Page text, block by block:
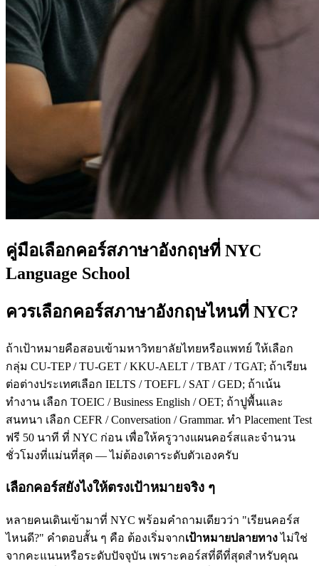
คู่มือเลือกคอร์สภาษาอังกฤษที่ NYC
Language School
ควรเลือกคอร์สภาษาอังกฤษไหนที่ NYC?
ถ้าเป้าหมายคือสอบเข้ามหาวิทยาลัยไทยหรือแพทย์ ให้เลือก
กลุ่ม CU-TEP / TU-GET / KKU-AELT / TBAT / TGAT; ถ้าเรียน
ต่อต่างประเทศเลือก IELTS / TOEFL / SAT / GED; ถ้าเน้น
ทำงาน เลือก TOEIC / Business English / OET; ถ้าปูพื้นและ
สนทนา เลือก CEFR / Conversation / Grammar. ทำ Placement Test
ฟรี 50 นาที ที่ NYC ก่อน เพื่อให้ครูวางแผนคอร์สและจำนวน
ชั่วโมงที่แม่นที่สุด — ไม่ต้องเดาระดับตัวเองครับ
เลือกคอร์สยังไงให้ตรงเป้าหมายจริง ๆ
หลายคนเดินเข้ามาที่ NYC พร้อมคำถามเดียวว่า "เรียนคอร์ส
ไหนดี?" คำตอบสั้น ๆ คือ ต้องเริ่มจากเป้าหมายปลายทางไม่ใช่
จากคะแนนหรือระดับปัจจุบัน เพราะคอร์สที่ดีที่สุดสำหรับคุณ